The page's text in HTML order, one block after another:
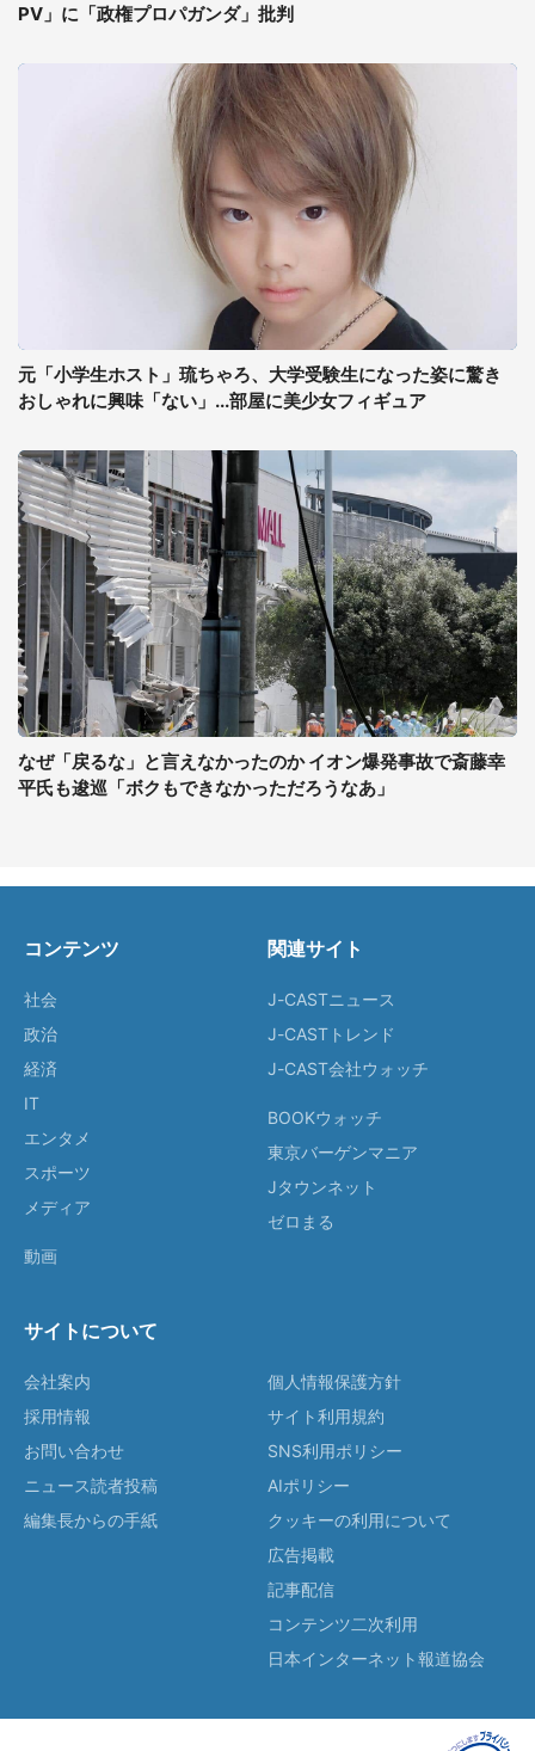
PV」に「政権プロパガンダ」批判
元「小学生ホスト」琉ちゃろ、大学受験生になった姿に驚き
おしゃれに興味「ない」...部屋に美少女フィギュア
なぜ「戻るな」と言えなかったのか イオン爆発事故で斎藤幸
平氏も逡巡「ボクもできなかっただろうなあ」
コンテンツ
社会
政治
経済
IT
エンタメ
スポーツ
メディア
動画
関連サイト
J-CASTニュース
J-CASTトレンド
J-CAST会社ウォッチ
BOOKウォッチ
東京バーゲンマニア
Jタウンネット
ゼロまる
サイトについて
会社案内
採用情報
お問い合わせ
ニュース読者投稿
編集長からの手紙
個人情報保護方針
サイト利用規約
SNS利用ポリシー
AIポリシー
クッキーの利用について
広告掲載
記事配信
コンテンツ二次利用
日本インターネット報道協会